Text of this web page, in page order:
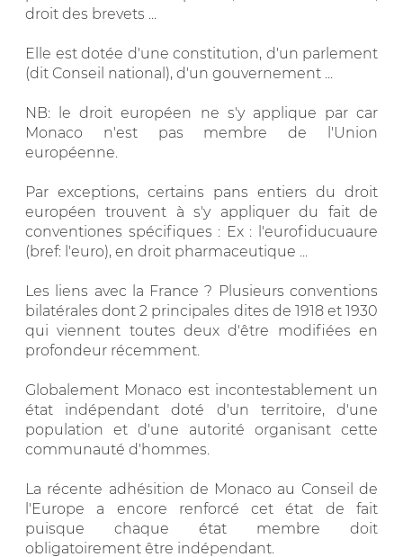
droit des brevets ...
Elle est dotée d'une constitution, d'un parlement
(dit Conseil national), d'un gouvernement ...
NB: le droit européen ne s'y applique par car
Monaco n'est pas membre de l'Union
européenne.
Par exceptions, certains pans entiers du droit
européen trouvent à s'y appliquer du fait de
conventiones spécifiques : Ex : l'eurofiducuaure
(bref: l'euro), en droit pharmaceutique ...
Les liens avec la France ? Plusieurs conventions
bilatérales dont 2 principales dites de 1918 et 1930
qui viennent toutes deux d'être modifiées en
profondeur récemment.
Globalement Monaco est incontestablement un
état indépendant doté d'un territoire, d'une
population et d'une autorité organisant cette
communauté d'hommes.
La récente adhésition de Monaco au Conseil de
l'Europe a encore renforcé cet état de fait
puisque chaque état membre doit
obligatoirement être indépendant.